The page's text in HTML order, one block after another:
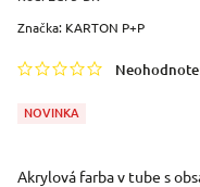
NOVINKA
Akrylová farba v tube s
Značka: KARTON P+P